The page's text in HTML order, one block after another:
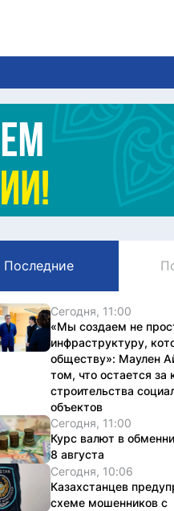
Политика
Экономика
Культура
Служба Комплаенс
Служу стране
Последние
Сегодня, 11:00
«Мы создаем не
инфраструктуру,
обществу»: Маулен
том, что остается за
строительства
объектов
Сегодня, 11:00
Курс валют в
8 августа
Сегодня, 10:06
Казахстанцев
схеме мошенников с